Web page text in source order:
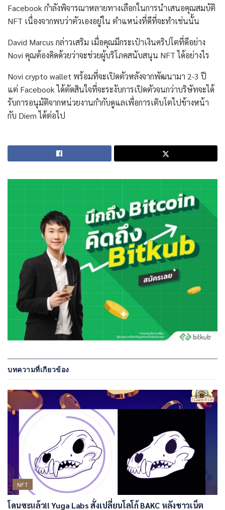
Facebook กำลังพิจารณาหลายทางเลือกในการนำเสนอคุณสมบัติ
NFT เนื่องจากพบว่าตัวเองอยู่ใน ตำแหน่งที่ดีที่จะทำเช่นนั้น
David Marcus กล่าวเสริม เมื่อคุณมีกระเป๋าเงินคริปโตที่ดีอย่าง
Novi คุณต้องคิดด้วยว่าจะช่วยผู้บริโภคสนับสนุน NFT ได้อย่างไร
Novi crypto wallet พร้อมที่จะเปิดตัวหลังจากพัฒนามา 2-3 ปี
แต่ Facebook ได้ตัดสินใจที่จะระงับการเปิดตัวจนกว่าบริษัทจะได้
รับการอนุมัติจากหน่วยงานกำกับดูแลเพื่อการเติบโตไปข้างหน้า
กับ Diem ได้ต่อไป
บทความที่เกียวข้อง
NFT
โดนซะแล้ว!! Yuga Labs สั่งเปลี่ยนโลโก้ BAKC หลังชาวเน็ต